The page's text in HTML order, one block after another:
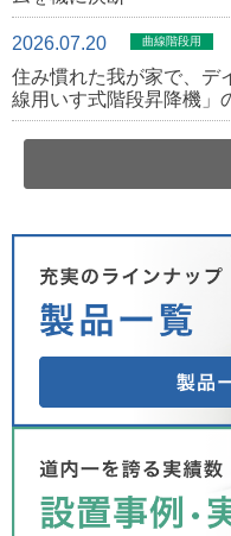
2026.07.20 曲線階段用
住み慣れた我が家で、デ
線用いす式階段昇降機」